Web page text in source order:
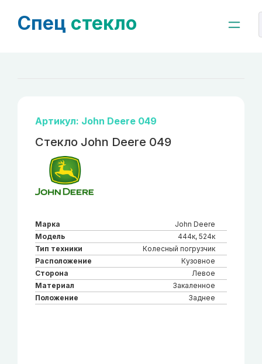
Спец стекло
Артикул: John Deere 049
Стекло John Deere 049
Марка
John Deere
Модель
444к, 524к
Тип техники
Колесный погрузчик
Расположение
Кузовное
Сторона
Левое
Материал
Закаленное
Положение
Заднее